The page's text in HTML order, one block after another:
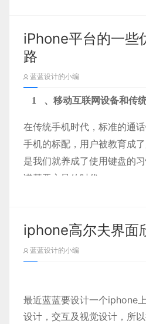
iPhone平台的一些
路
蓝蓝设计的小编
1 、移动互联网设备和传
在传统手机时代，标准的通
手机的标配，用户被教育成
是我们就养成了使用键盘的
诺基亚主导的时代。
的功能已经发生了转变，对
载、消费等等成为主要应用
趋势，直接对内容进行操作
因此，就可以理解为什么苹
iphone高尔夫界面
蓝蓝设计的小编
最近蓝蓝要设计一个iphone
设计，交互及视觉设计，所